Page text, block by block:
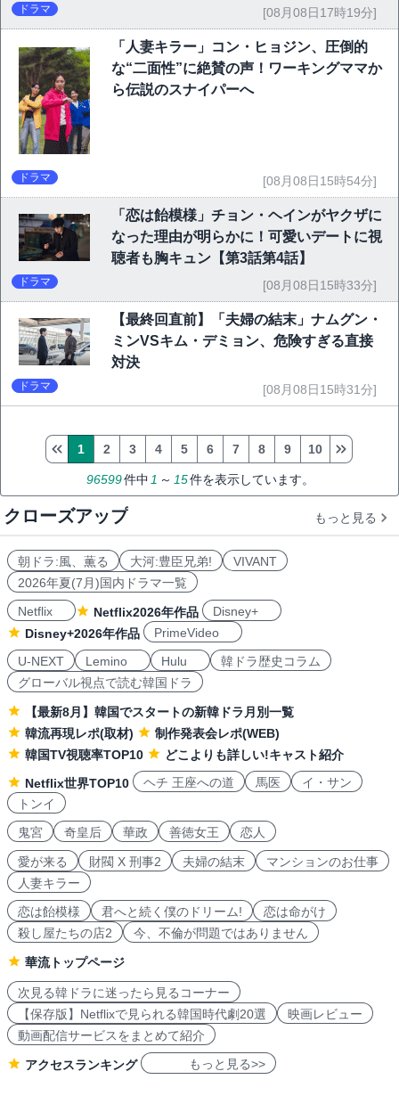
ドラマ [08月08日17時19分]
「人妻キラー」コン・ヒョジン、圧倒的
な“二面性”に絶賛の声！ワーキングママか
ら伝説のスナイパーへ
ドラマ [08月08日15時54分]
「恋は飴模様」チョン・ヘインがヤクザに
なった理由が明らかに！可愛いデートに視
聴者も胸キュン【第3話第4話】
ドラマ [08月08日15時33分]
【最終回直前】「夫婦の結末」ナムグン・
ミンVSキム・デミョン、危険すぎる直接
対決
ドラマ [08月08日15時31分]
96599件中 1 ～ 15件を表示しています。
1 2 3 4 5 6 7 8 9 10
クローズアップ もっと見る
朝ドラ:風、薫る 大河:豊臣兄弟!
VIVANT
2026年夏(7月)国内ドラマ一覧
Netflix
Netflix2026年作品
Disney+
Disney+2026年作品
PrimeVideo
U-NEXT
Lemino Hulu
韓ドラ歴史コラム
グローバル視点で読む韓国ドラ
【最新8月】韓国でスタートの新韓ドラ月別一覧
韓流再現レポ(取材)
制作発表会レポ(WEB)
韓国TV視聴率TOP10
どこよりも詳しい!キャスト紹介
Netflix世界TOP10
ヘチ 王座への道 馬医
イ・サン
トンイ
鬼宮
奇皇后 華政 善徳女王 恋人
愛が来る 財閥 X 刑事2 夫婦の結末
マンションのお仕事
人妻キラー
恋は飴模様
君へと続く僕のドリーム!
恋は命がけ
殺し屋たちの店2
今、不倫が問題ではありません
華流トップページ
次見る韓ドラに迷ったら見るコーナー
【保存版】Netflixで見られる韓国時代劇20選
映画レビュー
動画配信サービスをまとめて紹介
アクセスランキング もっと見る>>